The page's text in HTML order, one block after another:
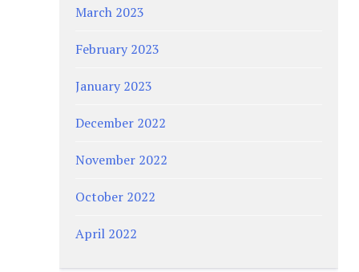
March 2023
February 2023
January 2023
December 2022
November 2022
October 2022
April 2022